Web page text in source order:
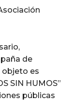
de
objeto es
SIN HUMOS”
públicas